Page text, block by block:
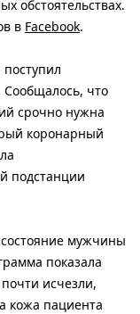
обстоятельствах.
в Facebook.
Сообщалось, что
срочно нужна
коронарный
подстанции
мужчины
показала
исчезли,
кожа пациента